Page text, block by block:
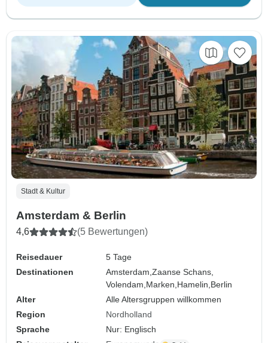
Stadt & Kultur
Amsterdam & Berlin
4,6 (5 Bewertungen)
Reisedauer
5 Tage
Destinationen
Amsterdam,Zaanse Schans,
Volendam, Marken, Hamelin, Berlin
Alter
Alle Altersgruppen willkommen
Region
Nordholland
Sprache
Nur: Englisch